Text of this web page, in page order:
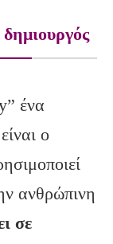
ένα
ο
ανθρώπινη
σε